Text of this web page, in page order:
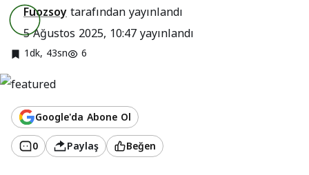
Fuozsoytarafından yayınlandı
5 Ağustos 2025, 10:47yayınlandı
1dk, 43sn 6
Google'da Abone Ol
0
Paylaş Beğen